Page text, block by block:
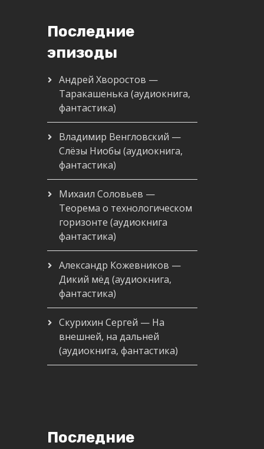
Последние
эпизоды
Андрей Хворостов —
Таракашенька (аудиокнига,
фантастика)
Владимир Венгловский —
Слёзы Ниобы (аудиокнига,
фантастика)
Михаил Соловьев —
Теорема о технологическом
горизонте (аудиокнига
фантастика)
Александр Кожевников —
Дикий мёд (аудиокнига,
фантастика)
Скурихин Сергей — На
внешней, на дальней
(аудиокнига, фантастика)
Последние